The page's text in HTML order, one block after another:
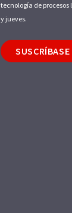
tecnología de procesos
y jueves.